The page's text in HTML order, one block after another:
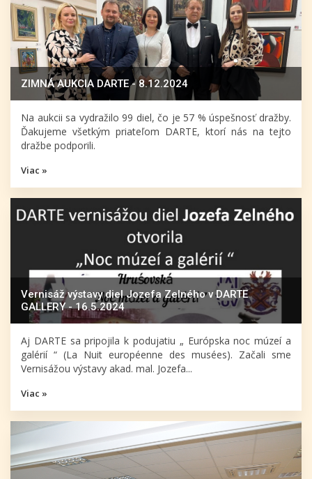
ZIMNÁ AUKCIA DARTE - 8.12.2024
Na aukcii sa vydražilo 99 diel, čo je 57 % úspešnosť dražby.
Ďakujeme všetkým priateľom DARTE, ktorí nás na tejto
dražbe podporili.
Viac »
Vernisáž výstavy diel Jozefa Zelného v DARTE
GALLERY - 16.5.2024
Aj DARTE sa pripojila k podujatiu „ Európska noc múzeí a
galérií “ (La Nuit européenne des musées). Začali sme
Vernisážou výstavy akad. mal. Jozefa...
Viac »